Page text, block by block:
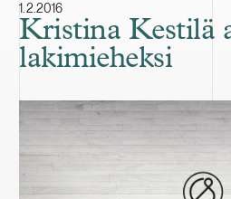
1.2.2016
Kristina Kestilä
lakimieheksi